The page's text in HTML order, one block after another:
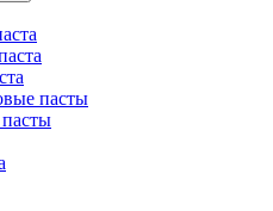
пасты